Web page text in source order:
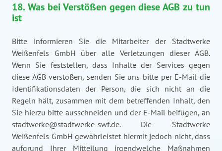
18. Was bei Verstößen gegen diese AGB zu tun
ist
Bitte informieren Sie die Mitarbeiter der Stadtwerke
Weißenfels GmbH über alle Verletzungen dieser AGB.
Wenn Sie feststellen, dass Inhalte der Services gegen
diese AGB verstoßen, senden Sie uns bitte per E-Mail die
Identifikationsdaten der Person, die sich nicht an die
Regeln hält, zusammen mit dem betreffenden Inhalt, den
Sie hierzu bitte ausschneiden und der E-Mail beifügen, an
stadtwerke@stadtwerke-swf.de. Die Stadtwerke
Weißenfels GmbH gewährleistet hiermit jedoch nicht, dass
aufgrund Ihrer Mitteilung irgendwelche Maßnahmen